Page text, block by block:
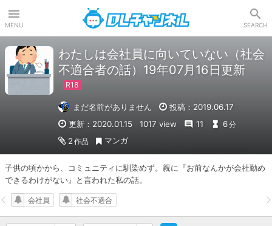
MENU SEARCH
わたしは会社員に向いていない（社会
不適合者の話）19年07月16日更新
まだ名前がありません
投稿：2019.06.17
更新：2020.01.15
1017 view 11 6分
2 作品 マンガ
子供の頃かから、コミュニティに馴染めず。親に『お前なんかが会社勤め
できるわけがない』と言われた私の話。
会社員 社会不適合